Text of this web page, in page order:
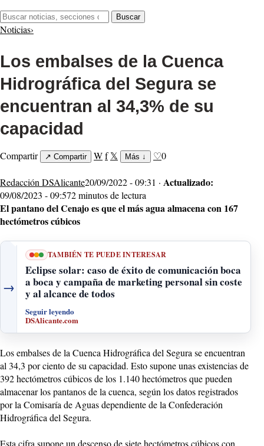
Buscar:
Buscar
Noticias›
Los embalses de la Cuenca
Hidrográfica del Segura se
encuentran al 34,3% de su
capacidad
Compartir ↗ Compartir Wf 𝕏 Más ↓ ♡0
Redacción DSAlicante20/09/2022 - 09:31 · Actualizado:
09/08/2023 - 09:572 minutos de lectura
El pantano del Cenajo es que el más agua almacena con 167
hectómetros cúbicos
→
TAMBIÉN TE PUEDE INTERESAR
Eclipse solar: caso de éxito de comunicación boca
a boca y campaña de marketing personal sin coste
y al alcance de todos
Seguir leyendo
DSAlicante.com
Los embalses de la Cuenca Hidrográfica del Segura se encuentran
al 34,3 por ciento de su capacidad. Esto supone unas existencias de
392 hectómetros cúbicos de los 1.140 hectómetros que pueden
almacenar los pantanos de la cuenca, según los datos registrados
por la Comisaría de Aguas dependiente de la Confederación
Hidrográfica del Segura.
Esta cifra supone un descenso de siete hectómetros cúbicos con